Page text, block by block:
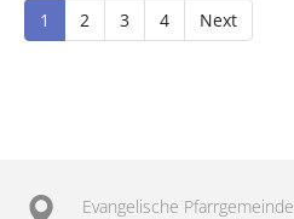
1 2 3 4 Next
Evangelische Pfarrgemeinde